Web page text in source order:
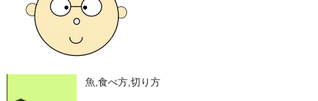
魚,食べ方,切り方